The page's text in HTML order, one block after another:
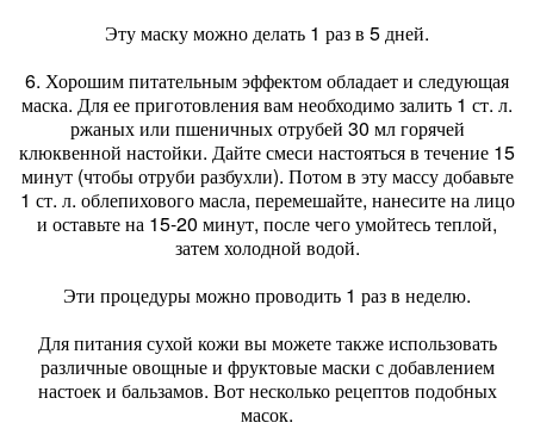
Эту маску можно делать 1 раз в 5 дней.
6. Хорошим питательным эффектом обладает и следующая
маска. Для ее приготовления вам необходимо залить 1 ст. л.
ржаных или пшеничных отрубей 30 мл горячей
клюквенной настойки. Дайте смеси настояться в течение 15
минут (чтобы отруби разбухли). Потом в эту массу добавьте
1 ст. л. облепихового масла, перемешайте, нанесите на лицо
и оставьте на 15-20 минут, после чего умойтесь теплой,
затем холодной водой.
Эти процедуры можно проводить 1 раз в неделю.
Для питания сухой кожи вы можете также использовать
различные овощные и фруктовые маски с добавлением
настоек и бальзамов. Вот несколько рецептов подобных
масок.